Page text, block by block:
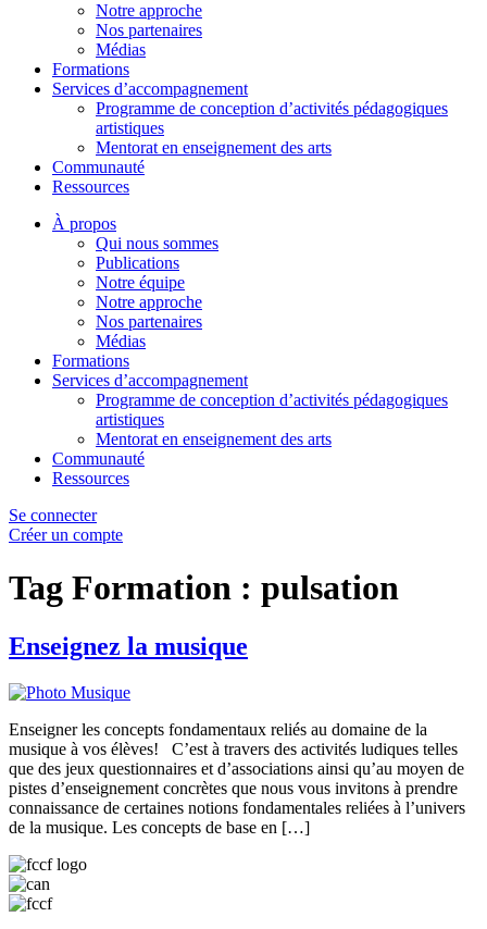
Notre approche
Nos partenaires
Médias
Formations
Services d’accompagnement
Programme de conception d’activités pédagogiques
artistiques
Mentorat en enseignement des arts
Communauté
Ressources
À propos
Qui nous sommes
Publications
Notre équipe
Notre approche
Nos partenaires
Médias
Formations
Services d’accompagnement
Programme de conception d’activités pédagogiques
artistiques
Mentorat en enseignement des arts
Communauté
Ressources
Se connecter
Créer un compte
Tag Formation : pulsation
Enseignez la musique
Enseigner les concepts fondamentaux reliés au domaine de la
musique à vos élèves! C’est à travers des activités ludiques telles
que des jeux questionnaires et d’associations ainsi qu’au moyen de
pistes d’enseignement concrètes que nous vous invitons à prendre
connaissance de certaines notions fondamentales reliées à l’univers
de la musique. Les concepts de base en […]